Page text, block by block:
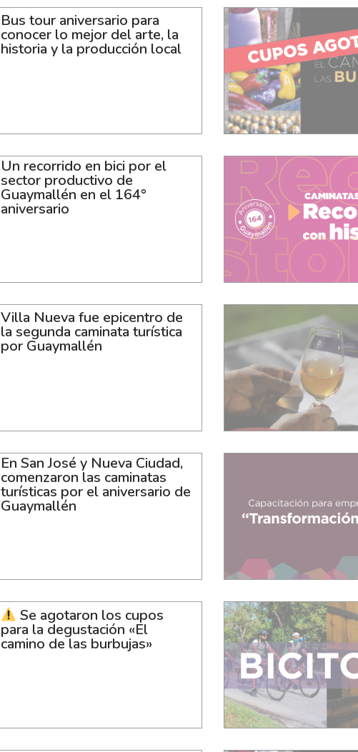
Bus tour aniversario para
conocer lo mejor del arte, la
historia y la producción local
Un recorrido en bici por el
sector productivo de
Guaymallén en el 164°
aniversario
Villa Nueva fue epicentro de
la segunda caminata turística
por Guaymallén
En San José y Nueva Ciudad,
comenzaron las caminatas
turísticas por el aniversario de
Guaymallén
Se agotaron los cupos
para la degustación «El
camino de las burbujas»